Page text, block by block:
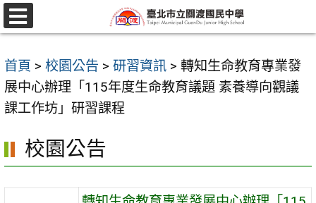
跳
至
要
內
容
選
單
首頁 > 校園公告 > 研習資訊 > 轉知生命教育專業發
展中心辦理「115年度生命教育議題 素養導向觀議
課工作坊」研習課程
校園公告